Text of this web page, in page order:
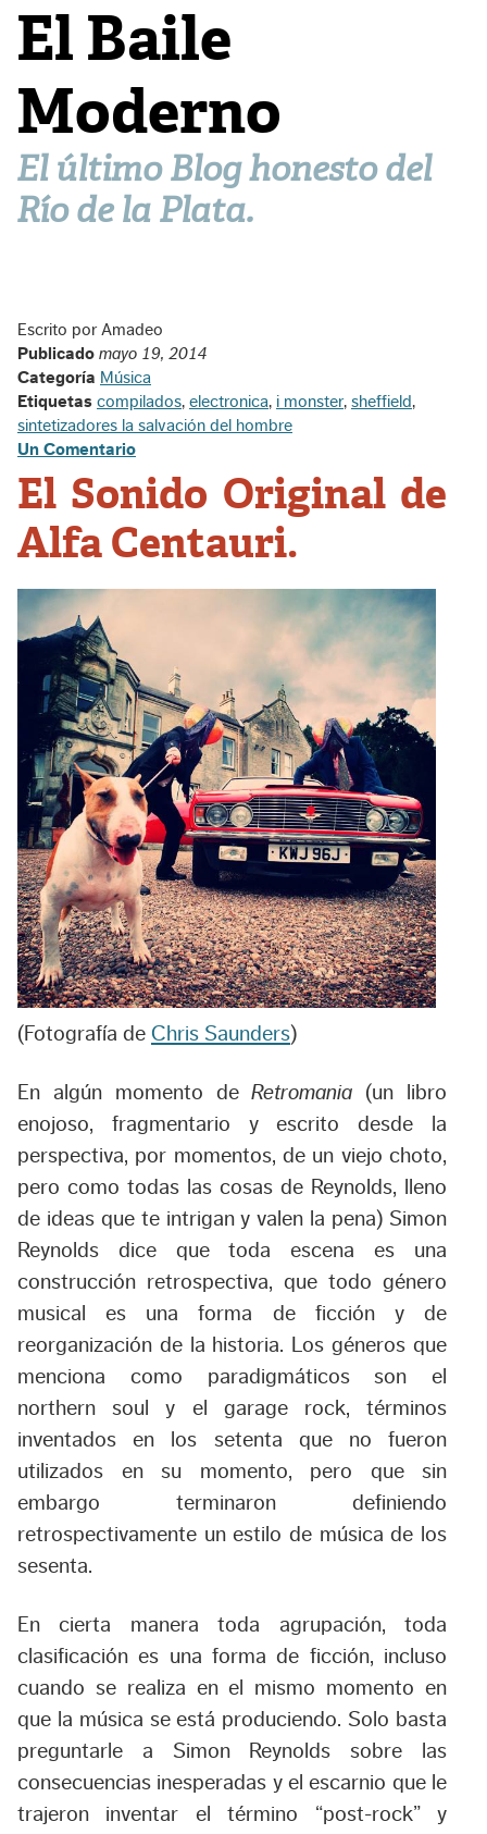
El Baile
Moderno
El último Blog honesto del
Río de la Plata.
Escrito por Amadeo
Publicado mayo 19, 2014
Categoría Música
Etiquetas compilados, electronica, i monster, sheffield,
sintetizadores la salvación del hombre
Un Comentario
El Sonido Original de
Alfa Centauri.
(Fotografía de Chris Saunders)
En algún momento deRetromania (un libro
enojoso, fragmentario y escrito desde la
perspectiva, por momentos, de un viejo choto,
pero como todas las cosas de Reynolds, lleno
de ideas que te intrigan y valen la pena) Simon
Reynolds dice que toda escena es una
construcción retrospectiva, que todo género
musical es una forma de ficción y de
reorganización de la historia. Los géneros que
menciona como paradigmáticos son el
northern soul y el garage rock, términos
inventados en los setenta que no fueron
utilizados en su momento, pero que sin
embargo terminaron definiendo
retrospectivamente un estilo de música de los
sesenta.
En cierta manera toda agrupación, toda
clasificación es una forma de ficción, incluso
cuando se realiza en el mismo momento en
que la música se está produciendo. Solo basta
preguntarle a Simon Reynolds sobre las
consecuencias inesperadas y el escarnio que le
trajeron inventar el término “post-rock” y